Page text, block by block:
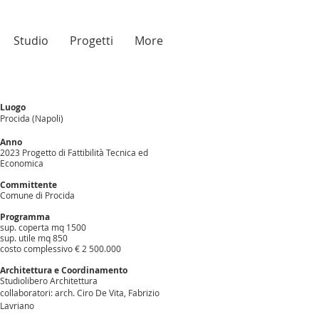
Studio Progetti More
Luogo
Procida (Napoli)
Anno
2023 Progetto di Fattibilità Tecnica ed
Economica
Committente
Comune di Procida
Programma
sup. coperta mq 1500
sup. utile mq 850
costo complessivo € 2 500.000
Architettura e Coordinamento
Studiolibero Architettura
collaboratori: arch. Ciro De Vita, Fabrizio
Lavriano